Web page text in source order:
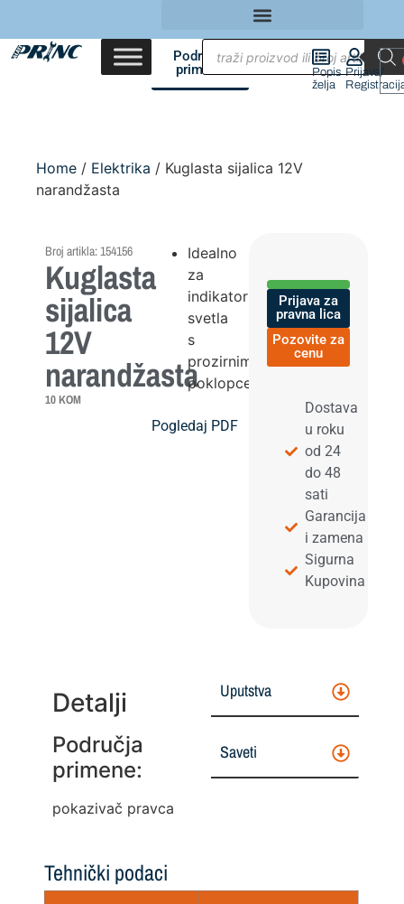
Područja
primene
Popis
želja
Prijava/
Home / Elektrika / Kuglasta sijalica 12V
narandžasta
Broj artikla: 154156
Kuglasta
sijalica
12V
narandžasta
10 KOM
Idealno
za
indikatorska
svetla
s
prozirnim
poklopcem
Pogledaj PDF
Prijava za
pravna lica
Pozovite za
cenu
Dostava
u roku
od 24
do 48
sati
Garancija
i zamena
Sigurna
Kupovina
Detalji
Područja
primene:
pokazivač pravca
Uputstva
Saveti
Tehnički podaci